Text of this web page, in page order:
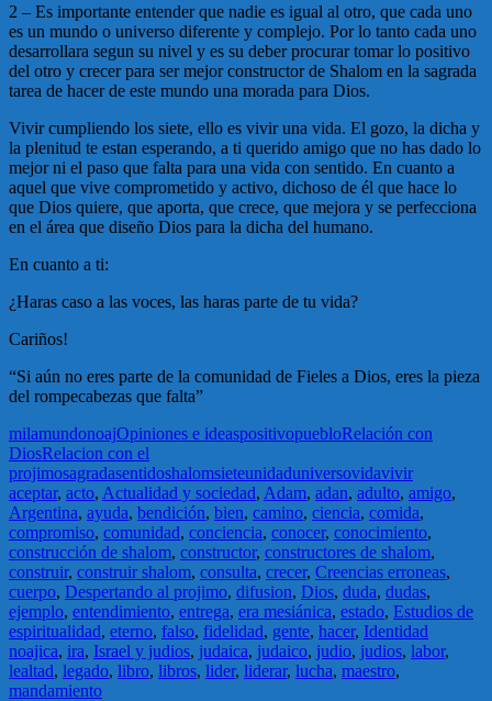
2 – Es importante entender que nadie es igual al otro, que cada uno
es un mundo o universo diferente y complejo. Por lo tanto cada uno
desarrollara segun su nivel y es su deber procurar tomar lo positivo
del otro y crecer para ser mejor constructor de Shalom en la sagrada
tarea de hacer de este mundo una morada para Dios.
Vivir cumpliendo los siete, ello es vivir una vida. El gozo, la dicha y
la plenitud te estan esperando, a ti querido amigo que no has dado lo
mejor ni el paso que falta para una vida con sentido. En cuanto a
aquel que vive comprometido y activo, dichoso de él que hace lo
que Dios quiere, que aporta, que crece, que mejora y se perfecciona
en el área que diseño Dios para la dicha del humano.
En cuanto a ti:
¿Haras caso a las voces, las haras parte de tu vida?
Cariños!
“Si aún no eres parte de la comunidad de Fieles a Dios, eres la pieza
del rompecabezas que falta”
milamundonoajOpiniones e ideaspositivopuebloRelación con
DiosRelacion con el
projimosagradasentidoshalomsieteunidaduniversovidavivir
aceptar, acto, Actualidad y sociedad, Adam, adan, adulto, amigo,
Argentina, ayuda, bendición, bien, camino, ciencia, comida,
compromiso, comunidad, conciencia, conocer, conocimiento,
construcción de shalom, constructor, constructores de shalom,
construir, construir shalom, consulta, crecer, Creencias erroneas,
cuerpo, Despertando al projimo, difusion, Dios, duda, dudas,
ejemplo, entendimiento, entrega, era mesiánica, estado, Estudios de
espiritualidad, eterno, falso, fidelidad, gente, hacer, Identidad
noajica, ira, Israel y judios, judaica, judaico, judio, judios, labor,
lealtad, legado, libro, libros, lider, liderar, lucha, maestro,
mandamiento